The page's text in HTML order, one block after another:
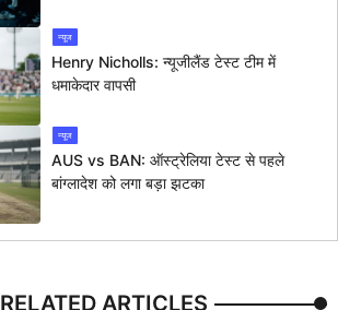
न्यूज
Henry Nicholls: न्यूजीलैंड टेस्ट टीम में
धमाकेदार वापसी
न्यूज
AUS vs BAN: ऑस्ट्रेलिया टेस्ट से पहले
बांग्लादेश को लगा बड़ा झटका
RELATED ARTICLES